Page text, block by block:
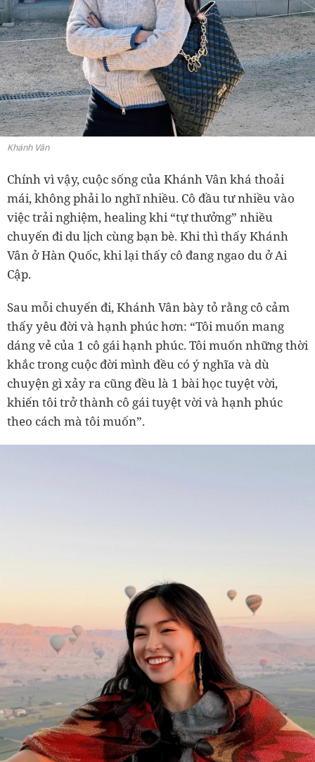
Khánh Vân
Chính vì vậy, cuộc sống của Khánh Vân khá thoải
mái, không phải lo nghĩ nhiều. Cô đầu tư nhiều vào
việc trải nghiệm, healing khi “tự thưởng” nhiều
chuyến đi du lịch cùng bạn bè. Khi thì thấy Khánh
Vân ở Hàn Quốc, khi lại thấy cô đang ngao du ở Ai
Cập.
Sau mỗi chuyến đi, Khánh Vân bày tỏ rằng cô cảm
thấy yêu đời và hạnh phúc hơn: “Tôi muốn mang
dáng vẻ của 1 cô gái hạnh phúc. Tôi muốn những thời
khắc trong cuộc đời mình đều có ý nghĩa và dù
chuyện gì xảy ra cũng đều là 1 bài học tuyệt vời,
khiến tôi trở thành cô gái tuyệt vời và hạnh phúc
theo cách mà tôi muốn”.